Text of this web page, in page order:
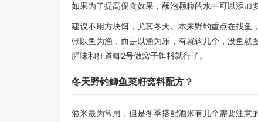
如果为了提高促食效果，蘸泡颗粒的水中可以添加
建议不用方块饵，尤其冬天。本来野钓重点在找鱼
张以鱼为渔，而是以渔为乐，有就钩几个，没鱼
腥味和狂道鲫2号做窝子饵料就行了。
冬天野钓鲫鱼菜籽窝料配方？
酒米最为常用，但是冬季搭配酒米有几个需要注意的